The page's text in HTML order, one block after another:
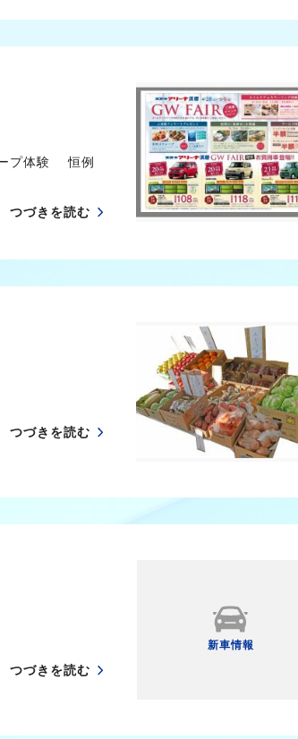
ープ体験 恒例
つづきを読む
つづきを読む
つづきを読む
新車情報